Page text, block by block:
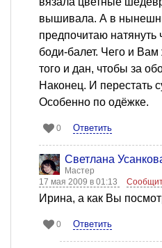
вышивала. А в
предпочитаю натянуть
боди-балет. Чего и
того и дан, чтобы за
Наконец. И перестать
Особенно по одёжке.
0 Ответить
Светлана
Мастер
17 мая 2009 в 01:13
Ирина, а как Вы
0 Ответить